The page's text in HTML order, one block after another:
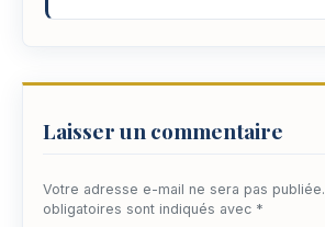
Laisser un commentaire
Votre adresse e-mail ne sera pas publiée.
obligatoires sont indiqués avec *